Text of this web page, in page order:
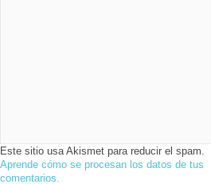
Este sitio usa Akismet para reducir el spam.
Aprende cómo se procesan los datos de tus
comentarios.